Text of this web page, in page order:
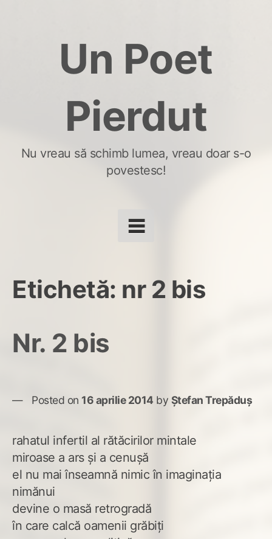
Un Poet
Pierdut
Nu vreau să schimb lumea, vreau doar s-o
povestesc!
Etichetă: nr 2 bis
Nr. 2 bis
Posted on 16 aprilie 2014 by Ștefan Trepăduș
rahatul infertil al rătăcirilor mintale
miroase a ars şi a cenuşă
el nu mai înseamnă nimic în imaginaţia
nimănui
devine o masă retrogradă
în care calcă oamenii grăbiţi